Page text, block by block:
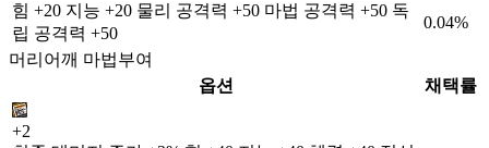
힘 +20 지능 +20 물리 공격력 +50 마법 공격력 +50 독
립 공격력 +50
0.04%
머리어깨 마법부여
옵션
채택률
+2